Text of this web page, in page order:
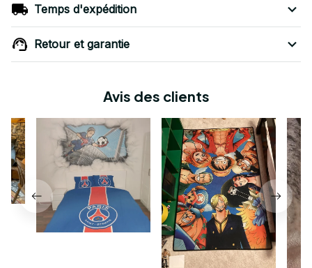
Temps d'expédition
Retour et garantie
Avis des clients